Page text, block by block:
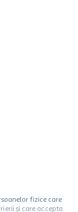
fizice care
și care accepta